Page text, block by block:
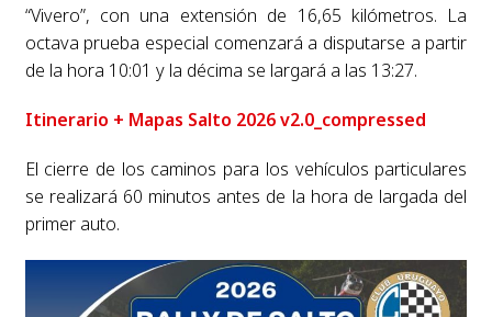
“Vivero”, con una extensión de 16,65 kilómetros. La
octava prueba especial comenzará a disputarse a partir
de la hora 10:01 y la décima se largará a las 13:27.
Itinerario + Mapas Salto 2026 v2.0_compressed
El cierre de los caminos para los vehículos particulares
se realizará 60 minutos antes de la hora de largada del
primer auto.